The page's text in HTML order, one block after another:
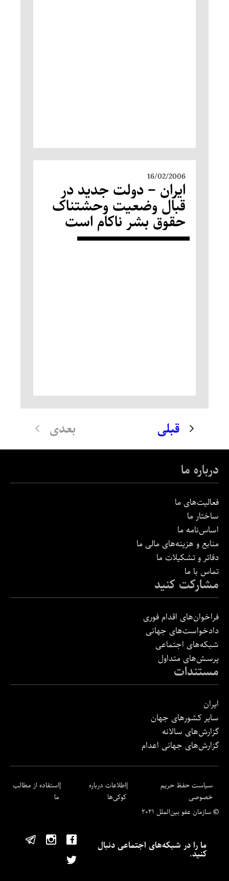
16/02/2006
ایران – دولت جدید در
قبال وضعیت وحشتناک
حقوق بشر ناکام است
قبلی بعدی
درباره ما
فعالیت‌های ما
ساختار ما
اساس‌نامه ما
منابع و هزینه‌های مالی ما
دفاتر و تشکیلات ما
تماس با ما
مشارکت کنید
فراخوان‌های اقدام فوری
دادخواست‌های جهانی
شبکه‌های اجتماعی
پرسش‌های متداول
مستندات
ایران
سایر کشورهای جهان
گزارش‌های سالانه
گزارش‌های جهانی اعدام
سیاست حفظ حریم
خصوصی
اطلاعات درباره
کوکی‌ها
استفاده از مطالب
ما
© سازمان عفو بین‌الملل ۲۰۲۱
ما را در شبکه‌های اجتماعی دنبال
کنید.